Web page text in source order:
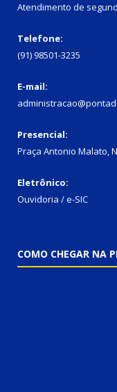
Atendimento de
Telefone:
(91) 98501-3235
E-mail:
Presencial:
Praça Antonio Malato,
Eletrônico:
Ouvidoria / e-SIC
COMO CHEGAR NA